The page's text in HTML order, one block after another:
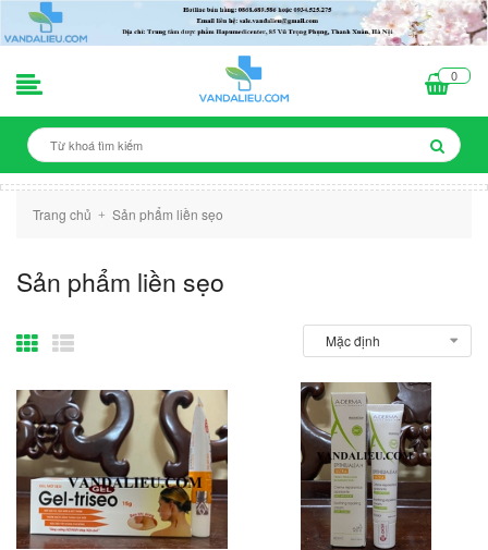
0
Trang chủ + Sản phẩm liền sẹo
Sản phẩm liền sẹo